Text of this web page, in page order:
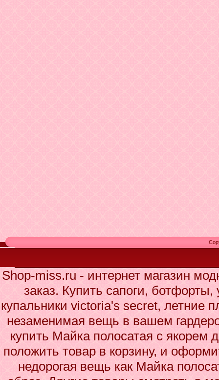
Shop-miss.ru - интернет магазин
заказ. Купить сапоги,
купальники victoria's secret, летние
незаменимая вещь в вашем
купить Майка полосатая с якорем
положить товар в корзину, и
недорогая вещь как Майка